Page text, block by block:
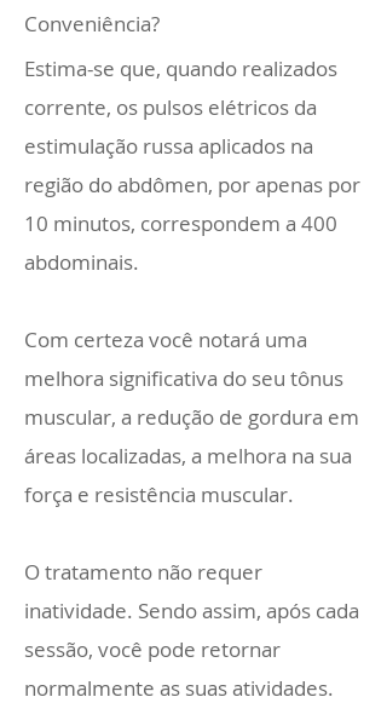
Conveniência?
Estima-se que, quando realizados
corrente, os pulsos elétricos da
estimulação russa aplicados na
região do abdômen, por apenas por
10 minutos, correspondem a 400
abdominais.
Com certeza você notará uma
melhora significativa do seu tônus
muscular, a redução de gordura em
áreas localizadas, a melhora na sua
força e resistência muscular.
O tratamento não requer
inatividade. Sendo assim, após cada
sessão, você pode retornar
normalmente as suas atividades.